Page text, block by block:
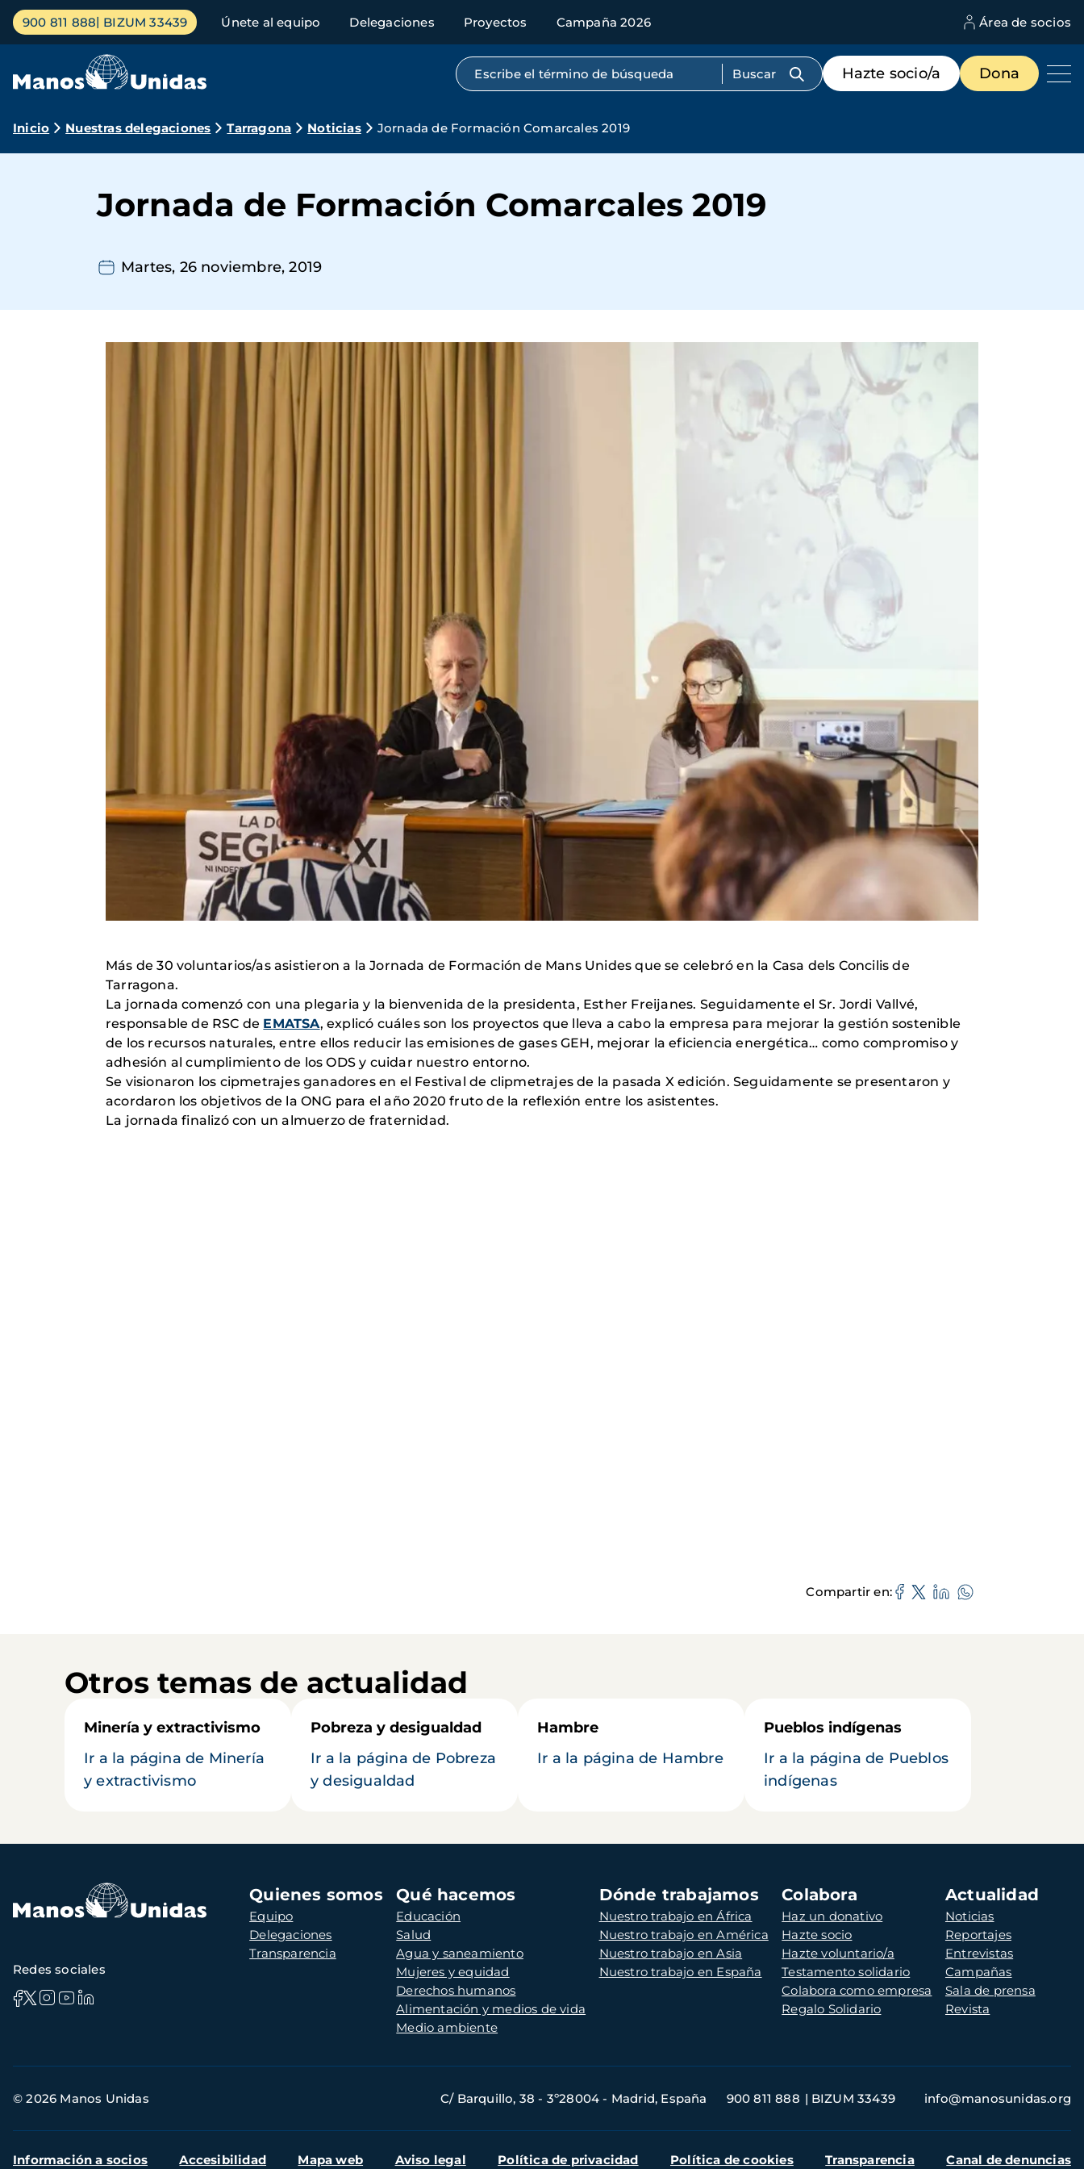
Pasar
contenido
Menú
principal
900 811 888 BIZUM 33439 Únete al equipo Delegaciones Proyectos Campaña 2026 Área de socios
Búsqueda por texto completo
Menú
de
destacados
Hazte socio/a Dona
Ruta
navegación
Inicio Nuestras delegaciones Tarragona Noticias Jornada de Formación Comarcales 2019
Jornada de Formación Comarcales 2019
Martes, 26 noviembre, 2019
Más de 30 voluntarios/as asistieron a la Jornada de Formación de Mans Unides que se celebró en la Casa dels Concilis de
Tarragona.
La jornada comenzó con una plegaria y la bienvenida de la presidenta, Esther Freijanes. Seguidamente el Sr. Jordi Vallvé,
responsable de RSC de EMATSA, explicó cuáles son los proyectos que lleva a cabo la empresa para mejorar la gestión sostenible
de los recursos naturales, entre ellos reducir las emisiones de gases GEH, mejorar la eficiencia energética… como compromiso y
adhesión al cumplimiento de los ODS y cuidar nuestro entorno.
Se visionaron los cipmetrajes ganadores en el Festival de clipmetrajes de la pasada X edición. Seguidamente se presentaron y
acordaron los objetivos de la ONG para el año 2020 fruto de la reflexión entre los asistentes.
La jornada finalizó con un almuerzo de fraternidad.
Compartir en
Otros temas de actualidad
Minería y extractivismo
Ir a la página de Minería
y extractivismo
Pobreza y desigualdad
Ir a la página de Pobreza
y desigualdad
Hambre
Ir a la página de Hambre
Pueblos indígenas
Ir a la página de Pueblos
indígenas
Navegación
principal
Quienes somos
Equipo
Delegaciones
Transparencia
Qué hacemos
Educación
Salud
Agua y saneamiento
Mujeres y equidad
Derechos humanos
Alimentación y medios de vida
Medio ambiente
Dónde trabajamos
Nuestro trabajo en África
Nuestro trabajo en América
Nuestro trabajo en Asia
Nuestro trabajo en España
Colabora
Haz un donativo
Hazte socio
Hazte voluntario/a
Testamento solidario
Colabora como empresa
Regalo Solidario
Actualidad
Noticias
Reportajes
Entrevistas
Campañas
Sala de prensa
Revista
Redes sociales
de
© 2026 Manos Unidas C/ Barquillo, 38 - 3º28004 - Madrid, España 900 811 888 BIZUM 33439 info@manosunidas.org
Menú
Información a socios Accesibilidad Mapa web Aviso legal Política de privacidad Política de cookies Transparencia Canal de denuncias